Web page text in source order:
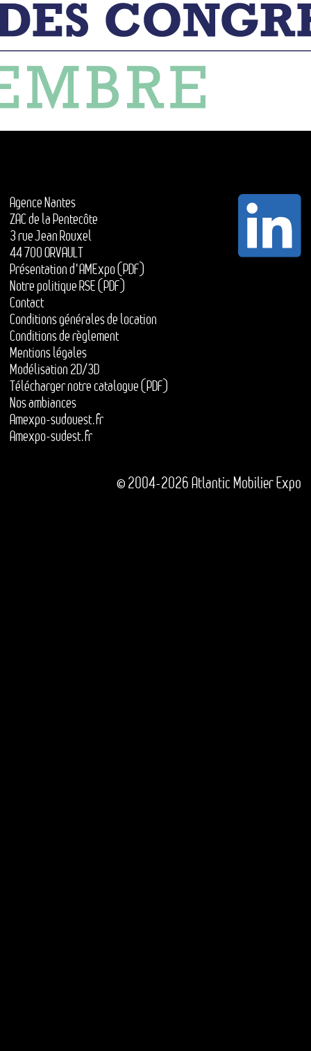
Agence Nantes
ZAC de la Pentecôte
3 rue Jean Rouxel
44 700 ORVAULT
Présentation d'AMExpo (PDF)
Notre politique RSE (PDF)
Contact
Conditions générales de location
Conditions de règlement
Mentions légales
Modélisation 2D/3D
Télécharger notre catalogue (PDF)
Nos ambiances
Amexpo-sudouest.fr
Amexpo-sudest.fr
© 2004-2026 Atlantic Mobilier Expo